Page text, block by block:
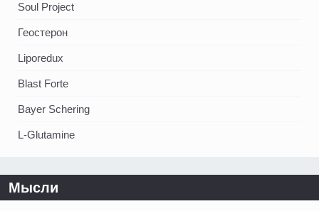
Soul Project
Геостерон
Liporedux
Blast Forte
Bayer Schering
L-Glutamine
Мысли